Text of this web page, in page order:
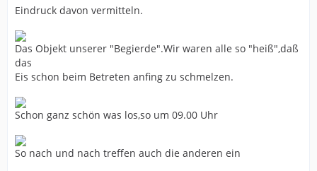
Eindruck davon vermitteln.
Das Objekt unserer "Begierde".Wir waren alle so "heiß",daß
das
Eis schon beim Betreten anfing zu schmelzen.
Schon ganz schön was los,so um 09.00 Uhr
So nach und nach treffen auch die anderen ein